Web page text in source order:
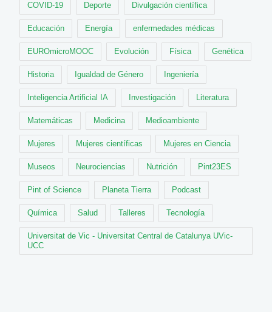
COVID-19 Deporte Divulgación científica
Educación Energía enfermedades médicas
EUROmicroMOOC Evolución Física Genética
Historia Igualdad de Género Ingeniería
Inteligencia Artificial IA Investigación Literatura
Matemáticas Medicina Medioambiente
Mujeres Mujeres científicas Mujeres en Ciencia
Museos Neurociencias Nutrición Pint23ES
Pint of Science Planeta Tierra Podcast
Química Salud Talleres Tecnología
Universitat de Vic - Universitat Central de Catalunya UVic-
UCC